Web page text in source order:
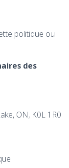
politique ou
des
ON, K0L 1R0